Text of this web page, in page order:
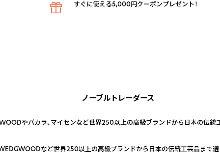
ノーブルトレーダース
やバカラ、マイセンなど世界250以上の高級ブランドから日本の伝統
など世界250以上の高級ブランドから日本の伝統工芸品まで選
すぐに使える5,000円クーポンプレゼント！